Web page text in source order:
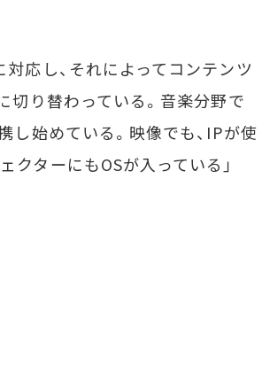
応し、それによってコンテンツ
切り替わっている。音楽分野で
し始めている。映像でも、IPが使
クターにもOSが入っている」